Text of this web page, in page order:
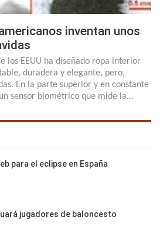
inventan unos
los EEUU ha diseñado ropa interior
duradera y elegante, pero,
En la parte superior y en constante
sensor biométrico que mide la…
para el eclipse en España
jugadores de baloncesto